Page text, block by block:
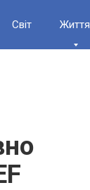
Світ Життя